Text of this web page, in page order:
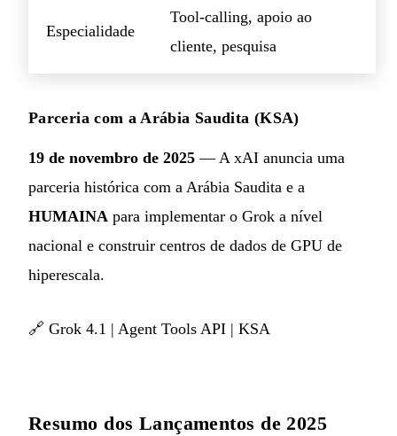
Especialidade
Tool-calling, apoio ao
cliente, pesquisa
Parceria com a Arábia Saudita (KSA)
19 de novembro de 2025 — A xAI anuncia uma
parceria histórica com a Arábia Saudita e a
HUMAINA para implementar o Grok a nível
nacional e construir centros de dados de GPU de
hiperescala.
🔗 Grok 4.1 | Agent Tools API | KSA
Resumo dos Lançamentos de 2025